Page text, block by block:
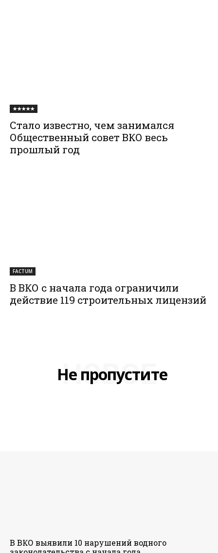
★★★★★
Стало известно, чем занимался
Общественный совет ВКО весь
прошлый год
FACTUM
В ВКО с начала года ограничили
действие 119 строительных лицензий
Не пропустите
НОВОЕ
В ВКО выявили 10 нарушений водного